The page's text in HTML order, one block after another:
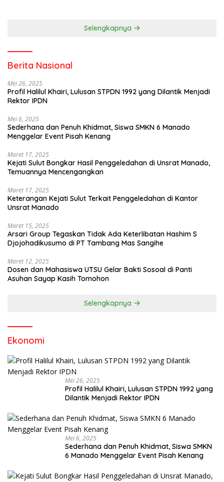
Selengkapnya
Berita Nasional
Mei 26, 2025
Profil Halilul Khairi, Lulusan STPDN 1992 yang Dilantik Menjadi
Rektor IPDN
Mei 6, 2025
Sederhana dan Penuh Khidmat, Siswa SMKN 6 Manado
Menggelar Event Pisah Kenang
Maret 17, 2025
Kejati Sulut Bongkar Hasil Penggeledahan di Unsrat Manado,
Temuannya Mencengangkan
Maret 17, 2025
Keterangan Kejati Sulut Terkait Penggeledahan di Kantor
Unsrat Manado
Maret 15, 2025
Arsari Group Tegaskan Tidak Ada Keterlibatan Hashim S
Djojohadikusumo di PT Tambang Mas Sangihe
Maret 12, 2025
Dosen dan Mahasiswa UTSU Gelar Bakti Sosoal di Panti
Asuhan Sayap Kasih Tomohon
Selengkapnya
Ekonomi
Mei 26, 2025
Profil Halilul Khairi, Lulusan STPDN 1992 yang
Dilantik Menjadi Rektor IPDN
Mei 6, 2025
Sederhana dan Penuh Khidmat, Siswa SMKN
6 Manado Menggelar Event Pisah Kenang